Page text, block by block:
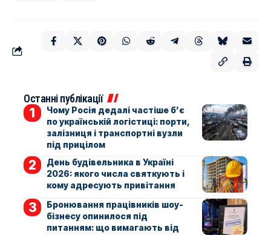
Останні публікації
Чому Росія дедалі частіше б’є
по українській логістиці: порти,
залізниця і транспортні вузли
під прицілом
День будівельника в Україні
2026: якого числа святкують і
кому адресують привітання
Бронювання працівників шоу-
бізнесу опинилося під
питанням: що вимагають від